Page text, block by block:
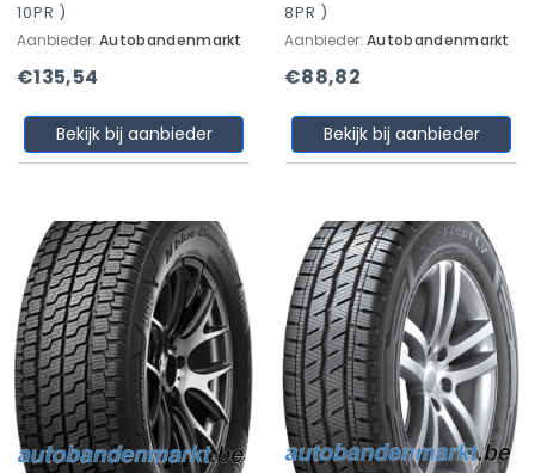
10PR )
Aanbieder: Autobandenmarkt
€135,54
Bekijk bij aanbieder
8PR )
Aanbieder: Autobandenmarkt
€88,82
Bekijk bij aanbieder